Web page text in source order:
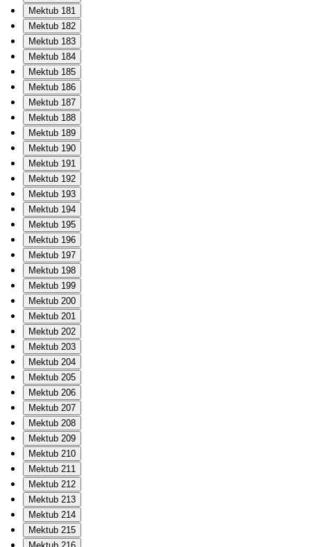
Mektub 181
Mektub 182
Mektub 183
Mektub 184
Mektub 185
Mektub 186
Mektub 187
Mektub 188
Mektub 189
Mektub 190
Mektub 191
Mektub 192
Mektub 193
Mektub 194
Mektub 195
Mektub 196
Mektub 197
Mektub 198
Mektub 199
Mektub 200
Mektub 201
Mektub 202
Mektub 203
Mektub 204
Mektub 205
Mektub 206
Mektub 207
Mektub 208
Mektub 209
Mektub 210
Mektub 211
Mektub 212
Mektub 213
Mektub 214
Mektub 215